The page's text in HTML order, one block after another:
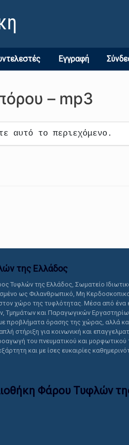
Εγγραφή
– mp3
αυτό το περιεχόμενο.
της Ελλάδoς
Τυφλών της Ελλάδος, Σωματείο
ως Φιλανθρωπικό, Μη
χώρο της τυφλότητας. Μέσα από ένα
Τμημάτων και Παραγωγικών
προβλήματα όρασης της χώρας, αλλά
στήριξη για κοινωνική και
του πνευματικού και μορφωτικού
και με ίσες ευκαιρίες
Φάρου Τυφλών